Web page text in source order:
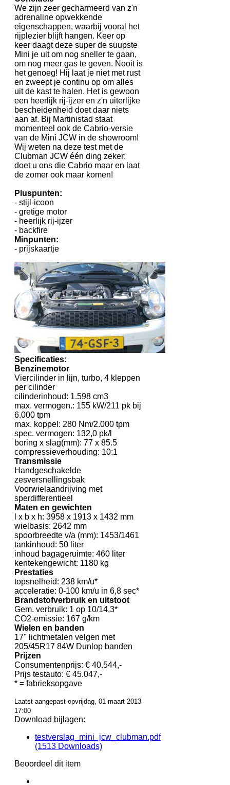
We zijn zeer gecharmeerd van z'n
adrenaline opwekkende
eigenschappen, waarbij vooral het
rijplezier blijft hangen. Keer op
keer daagt deze super de suupste
Mini je uit om nog sneller te gaan,
om nog meer gas te geven. Nooit is
het genoeg! Hij laat je niet met rust
en zweept je continu op om alles
uit de kast te halen. Het is gewoon
een heerlijk rij-ijzer en z'n uiterlijke
bescheidenheid doet daar niets
aan af. Bij Martinistad staat
momenteel ook de Cabrio-versie
van de Mini JCW in de showroom!
Wij weten na deze test met de
Clubman JCW één ding zeker:
doet u ons die Cabrio maar en laat
de zomer ook maar komen!
Pluspunten:
- stijl-icoon
- gretige motor
- heerlijk rij-ijzer
- backfire
Minpunten:
- prijskaartje
Specificaties:
Benzinemotor
Viercilinder in lijn, turbo, 4 kleppen
per cilinder
cilinderinhoud: 1.598 cm3
max. vermogen.: 155 kW/211 pk bij
6.000 tpm
max. koppel: 280 Nm/2.000 tpm
spec. vermogen: 132,0 pk/l
boring x slag(mm): 77 x 85.5
compressieverhouding: 10:1
Transmissie
Handgeschakelde
zesversnellingsbak
Voorwielaandrijving met
sperdifferentieel
Maten en gewichten
l x b x h: 3958 x 1913 x 1432 mm
wielbasis: 2642 mm
spoorbreedte v/a (mm): 1453/1461
tankinhoud: 50 liter
inhoud bagageruimte: 460 liter
kentekengewicht: 1180 kg
Prestaties
topsnelheid: 238 km/u*
acceleratie: 0-100 km/u in 6,8 sec*
Brandstofverbruik en uitstoot
Gem. verbruik: 1 op 10/14,3*
CO2-emissie: 167 g/km
Wielen en banden
17" lichtmetalen velgen met
205/45R17 84W Dunlop banden
Prijzen
Consumentenprijs: € 40.544,-
Prijs testauto: € 45.047,-
* = fabrieksopgave
Laatst aangepast opvrijdag, 01 maart 2013
17:00
Download bijlagen:
testverslag_mini_jcw_clubman.pdf
(1513 Downloads)
Beoordeel dit item